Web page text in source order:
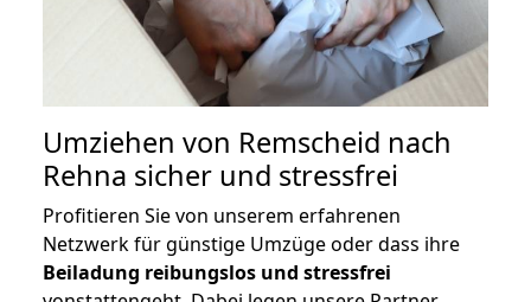
Umziehen von Remscheid nach
Rehna sicher und stressfrei
Profitieren Sie von unserem erfahrenen
Netzwerk für günstige Umzüge oder dass ihre
Beiladung reibungslos und stressfrei